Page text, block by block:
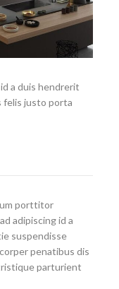
a duis hendrerit
felis justo porta
porttitor
adipiscing id a
suspendisse
penatibus dis
parturient